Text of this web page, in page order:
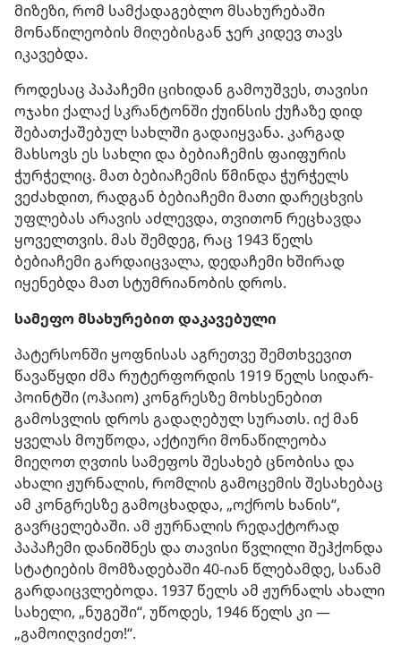
მიზეზი, რომ სამქადაგებლო მსახურებაში
მონაწილეობის მიღებისგან ჯერ კიდევ თავს
იკავებდა.
როდესაც პაპაჩემი ციხიდან გამოუშვეს, თავისი
ოჯახი ქალაქ სკრანტონში ქუინსის ქუჩაზე დიდ
შებათქაშებულ სახლში გადაიყვანა. კარგად
მახსოვს ეს სახლი და ბებიაჩემის ფაიფურის
ჭურჭელიც. მათ ბებიაჩემის წმინდა ჭურჭელს
ვეძახდით, რადგან ბებიაჩემი მათი დარეცხვის
უფლებას არავის აძლევდა, თვითონ რეცხავდა
ყოველთვის. მას შემდეგ, რაც 1943 წელს
ბებიაჩემი გარდაიცვალა, დედაჩემი ხშირად
იყენებდა მათ სტუმრიანობის დროს.
სამეფო მსახურებით დაკავებული
პატერსონში ყოფნისას აგრეთვე შემთხვევით
წავაწყდი ძმა რუტერფორდის 1919 წელს სიდარ-
პოინტში (ოჰაიო) კონგრესზე მოხსენებით
გამოსვლის დროს გადაღებულ სურათს. იქ მან
ყველას მოუწოდა, აქტიური მონაწილეობა
მიეღოთ ღვთის სამეფოს შესახებ ცნობისა და
ახალი ჟურნალის, რომლის გამოცემის შესახებაც
ამ კონგრესზე გამოცხადდა, „ოქროს ხანის“,
გავრცელებაში. ამ ჟურნალის რედაქტორად
პაპაჩემი დანიშნეს და თავისი წვლილი შეჰქონდა
სტატიების მომზადებაში 40-იან წლებამდე, სანამ
გარდაიცვლებოდა. 1937 წელს ამ ჟურნალს ახალი
სახელი, „ნუგეში“, უწოდეს, 1946 წელს კი —
„გამოიღვიძეთ!“.